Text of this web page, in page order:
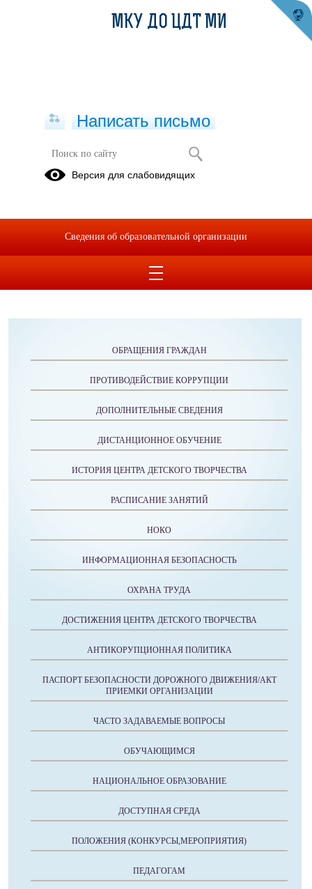
Расписание занятий
ОБРАЩЕНИЯ ГРАЖДАН
ПРОТИВОДЕЙСТВИЕ КОРРУПЦИИ
ДОПОЛНИТЕЛЬНЫЕ СВЕДЕНИЯ
ДИСТАНЦИОННОЕ ОБУЧЕНИЕ
ИСТОРИЯ ЦЕНТРА ДЕТСКОГО ТВОРЧЕСТВА
РАСПИСАНИЕ ЗАНЯТИЙ
НОКО
ИНФОРМАЦИОННАЯ БЕЗОПАСНОСТЬ
ОХРАНА ТРУДА
ДОСТИЖЕНИЯ ЦЕНТРА ДЕТСКОГО ТВОРЧЕСТВА
АНТИКОРУПЦИОННАЯ ПОЛИТИКА
ПАСПОРТ БЕЗОПАСНОСТИ ДОРОЖНОГО ДВИЖЕНИЯ/АКТ
ПРИЕМКИ ОРГАНИЗАЦИИ
ЧАСТО ЗАДАВАЕМЫЕ ВОПРОСЫ
ОБУЧАЮЩИМСЯ
НАЦИОНАЛЬНОЕ ОБРАЗОВАНИЕ
ДОСТУПНАЯ СРЕДА
ПОЛОЖЕНИЯ (КОНКУРСЫ,МЕРОПРИЯТИЯ)
ПЕДАГОГАМ
МКУ ДО ЦДТ МИ
Написать письмо
Версия для слабовидящих
Сведения об образовательной организации